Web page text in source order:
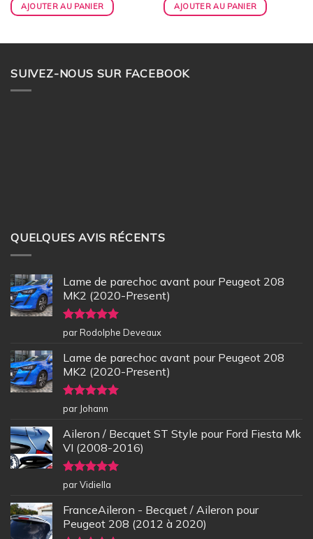
AJOUTER AU PANIER AJOUTER AU PANIER
SUIVEZ-NOUS SUR FACEBOOK
QUELQUES AVIS RÉCENTS
Lame de parechoc avant pour Peugeot 208
MK2 (2020-Present)
Note5sur
5
par Rodolphe Deveaux
Lame de parechoc avant pour Peugeot 208
MK2 (2020-Present)
Note5sur
5
par Johann
Aileron / Becquet ST Style pour Ford Fiesta Mk
VI (2008-2016)
Note5sur
5
par Vidiella
FranceAileron - Becquet / Aileron pour
Peugeot 208 (2012 à 2020)